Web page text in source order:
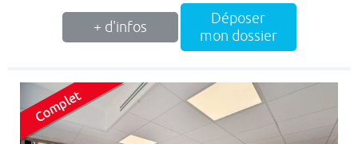
+ d'infos
Déposer
mon dossier